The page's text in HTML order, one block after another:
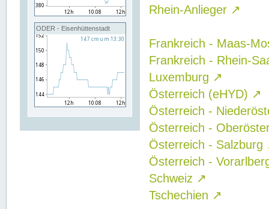
ODER - Eisenhüttenstadt
Rhein-Anlieger ↗
Frankreich - Maas-
Frankreich - Rhein-
Luxemburg ↗
Österreich (eHYD) ↗
Österreich -
Österreich -
Österreich - Salzburg
Österreich -
Schweiz ↗
Tschechien ↗